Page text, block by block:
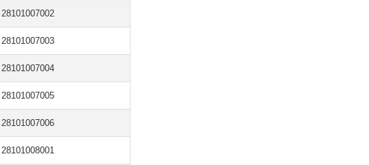
28101007002
28101007003
28101007004
28101007005
28101007006
28101008001